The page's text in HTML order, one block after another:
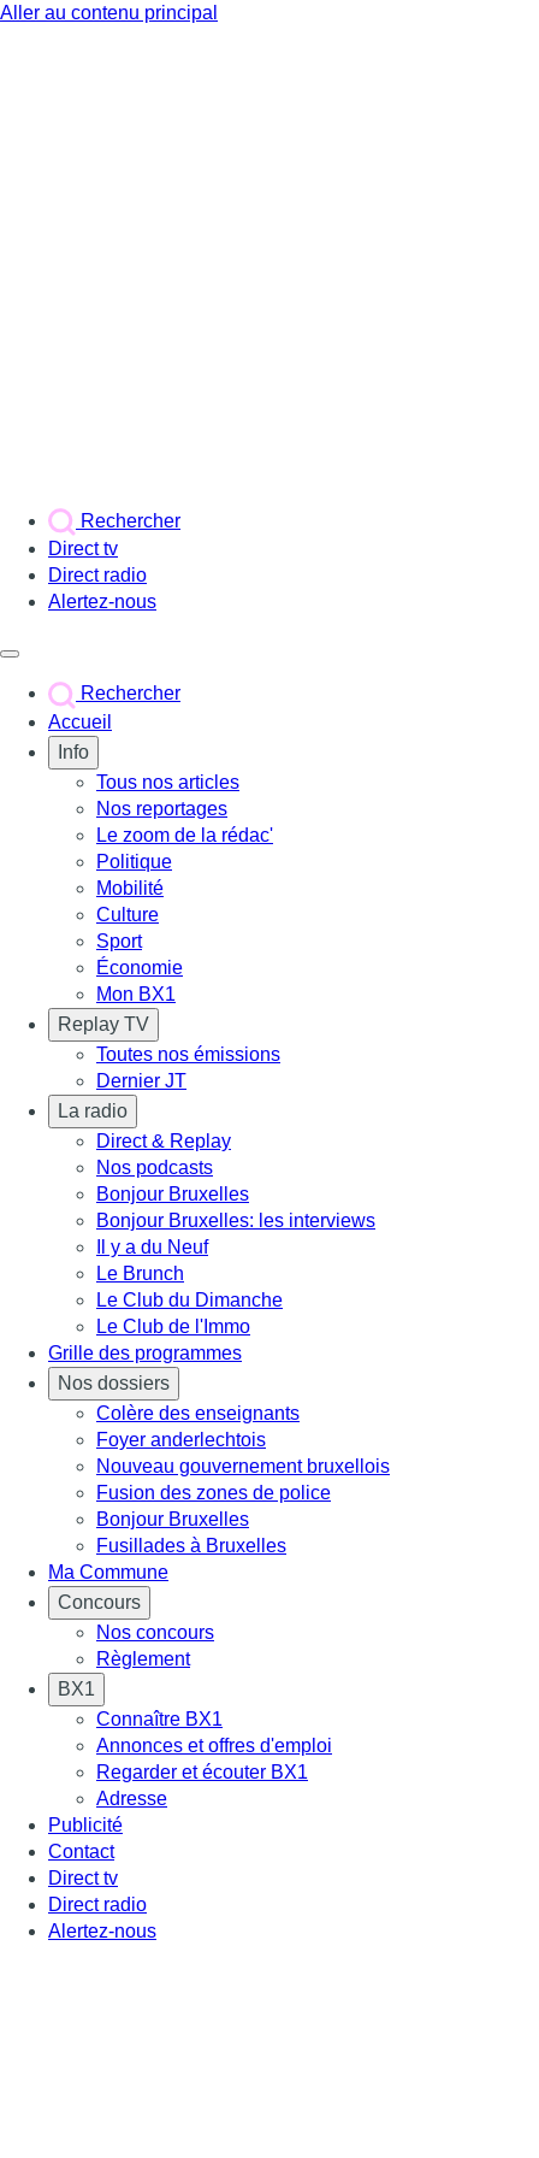
Aller au contenu principal
Rechercher
Direct tv
Direct radio
Alertez-nous
Rechercher
Accueil
Info
Tous nos articles
Nos reportages
Le zoom de la rédac'
Politique
Mobilité
Culture
Sport
Économie
Mon BX1
Replay TV
Toutes nos émissions
Dernier JT
La radio
Direct & Replay
Nos podcasts
Bonjour Bruxelles
Bonjour Bruxelles: les interviews
Il y a du Neuf
Le Brunch
Le Club du Dimanche
Le Club de l'Immo
Grille des programmes
Nos dossiers
Colère des enseignants
Foyer anderlechtois
Nouveau gouvernement bruxellois
Fusion des zones de police
Bonjour Bruxelles
Fusillades à Bruxelles
Ma Commune
Concours
Nos concours
Règlement
BX1
Connaître BX1
Annonces et offres d'emploi
Regarder et écouter BX1
Adresse
Publicité
Contact
Direct tv
Direct radio
Alertez-nous